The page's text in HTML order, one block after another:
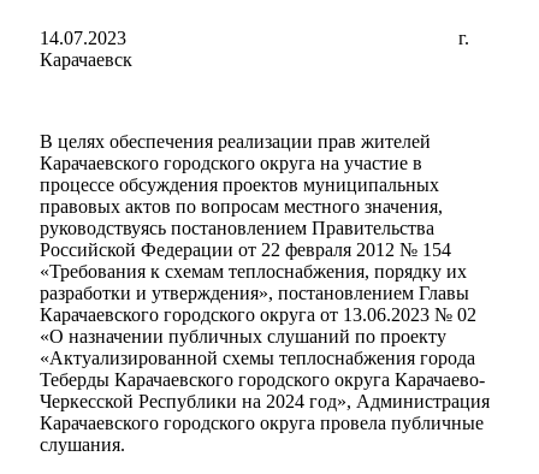
14.07.2023 г.
Карачаевск
В целях обеспечения реализации прав жителей
Карачаевского городского округа на участие в
процессе обсуждения проектов муниципальных
правовых актов по вопросам местного значения,
руководствуясь постановлением Правительства
Российской Федерации от 22 февраля 2012 № 154
«Требования к схемам теплоснабжения, порядку их
разработки и утверждения», постановлением Главы
Карачаевского городского округа от 13.06.2023 № 02
«О назначении публичных слушаний по проекту
«Актуализированной схемы теплоснабжения города
Теберды Карачаевского городского округа Карачаево-
Черкесской Республики на 2024 год», Администрация
Карачаевского городского округа провела публичные
слушания.
Мэр